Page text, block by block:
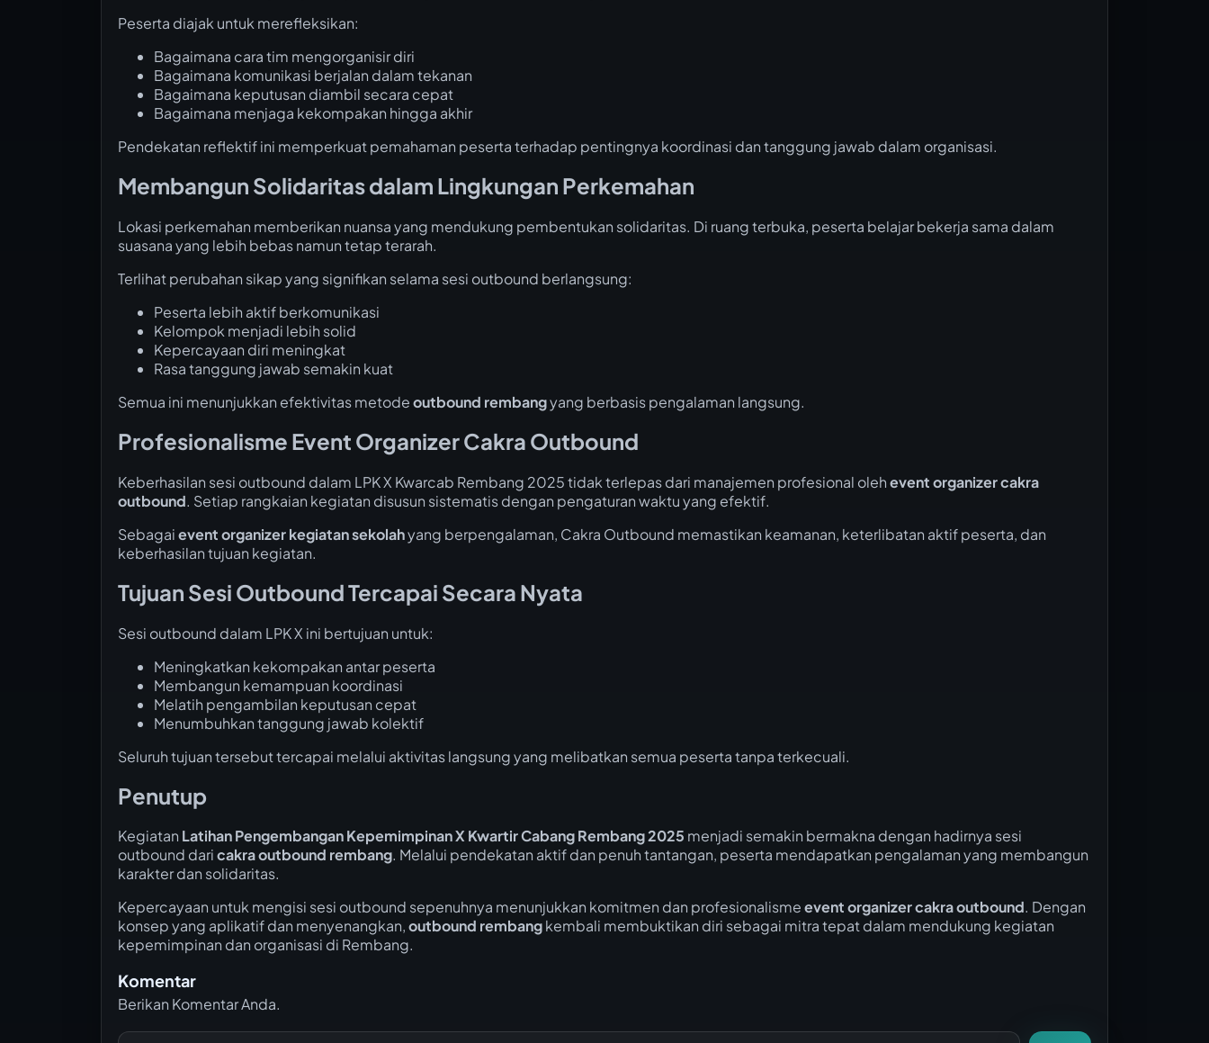
Peserta diajak untuk merefleksikan:
Bagaimana cara tim mengorganisir diri
Bagaimana komunikasi berjalan dalam tekanan
Bagaimana keputusan diambil secara cepat
Bagaimana menjaga kekompakan hingga akhir
Pendekatan reflektif ini memperkuat pemahaman peserta terhadap pentingnya koordinasi dan tanggung jawab dalam organisasi.
Membangun Solidaritas dalam Lingkungan Perkemahan
Lokasi perkemahan memberikan nuansa yang mendukung pembentukan solidaritas. Di ruang terbuka, peserta belajar bekerja sama dalam
suasana yang lebih bebas namun tetap terarah.
Terlihat perubahan sikap yang signifikan selama sesi outbound berlangsung:
Peserta lebih aktif berkomunikasi
Kelompok menjadi lebih solid
Kepercayaan diri meningkat
Rasa tanggung jawab semakin kuat
Semua ini menunjukkan efektivitas metodeoutbound rembangyang berbasis pengalaman langsung.
Profesionalisme Event Organizer Cakra Outbound
Keberhasilan sesi outbound dalam LPK X Kwarcab Rembang 2025 tidak terlepas dari manajemen profesional olehevent organizer cakra
outbound. Setiap rangkaian kegiatan disusun sistematis dengan pengaturan waktu yang efektif.
Sebagaievent organizer kegiatan sekolahyang berpengalaman, Cakra Outbound memastikan keamanan, keterlibatan aktif peserta, dan
keberhasilan tujuan kegiatan.
Tujuan Sesi Outbound Tercapai Secara Nyata
Sesi outbound dalam LPK X ini bertujuan untuk:
Meningkatkan kekompakan antar peserta
Membangun kemampuan koordinasi
Melatih pengambilan keputusan cepat
Menumbuhkan tanggung jawab kolektif
Seluruh tujuan tersebut tercapai melalui aktivitas langsung yang melibatkan semua peserta tanpa terkecuali.
Penutup
Kegiatan Latihan Pengembangan Kepemimpinan X Kwartir Cabang Rembang 2025 menjadi semakin bermakna dengan hadirnya sesi
outbound daricakra outbound rembang. Melalui pendekatan aktif dan penuh tantangan, peserta mendapatkan pengalaman yang membangun
karakter dan solidaritas.
Kepercayaan untuk mengisi sesi outbound sepenuhnya menunjukkan komitmen dan profesionalismeevent organizer cakra outbound. Dengan
konsep yang aplikatif dan menyenangkan,outbound rembangkembali membuktikan diri sebagai mitra tepat dalam mendukung kegiatan
kepemimpinan dan organisasi di Rembang.
Komentar
Berikan Komentar Anda.